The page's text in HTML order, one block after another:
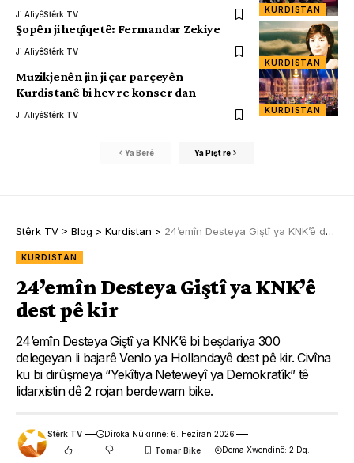
KURDISTAN
Ji AliyêStêrk TV
KURDISTAN
Şopên ji heqîqetê: Fermandar Zekiye
Ji AliyêStêrk TV
KURDISTAN
Muzikjenên jin ji çar parçeyên
Kurdistanê bi hev re konser dan
Ji AliyêStêrk TV
Ya Berê Ya Pişt re
Stêrk TV > Blog > Kurdistan > 24’emîn Desteya Giştî ya KNK’ê dest pê kir
KURDISTAN
24’emîn Desteya Giştî ya KNK’ê
dest pê kir
24’emîn Desteya Giştî ya KNK’ê bi beşdariya 300
delegeyan li bajarê Venlo ya Hollandayê dest pê kir. Civîna
ku bi dirûşmeya “Yekîtiya Neteweyî ya Demokratîk” tê
lidarxistin dê 2 rojan berdewam bike.
Stêrk TV
Dîroka Nûkirinê: 6. Hezîran 2026
Dema Xwendinê: 2 Dq.